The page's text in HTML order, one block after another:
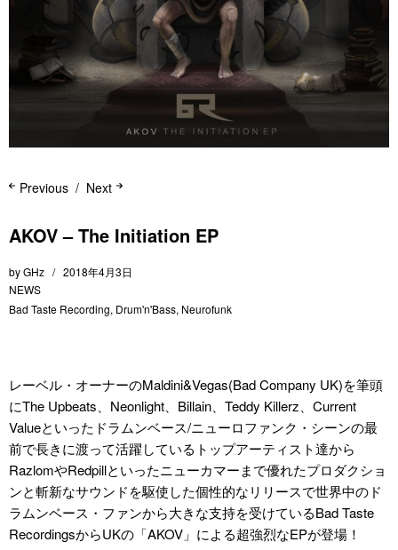
Next
Previous
AKOV – The Initiation EP
byGHz
2018年4月3日
NEWS
Bad Taste Recording, Drum'n'Bass, Neurofunk
レーベル・オーナーのMaldini&Vegas(Bad Company UK)を筆頭
にThe Upbeats、Neonlight、Billain、Teddy Killerz、Current
Valueといったドラムンベース/ニューロファンク・シーンの最
前で長きに渡って活躍しているトップアーティスト達から
RazlomやRedpillといったニューカマーまで優れたプロダクショ
ンと斬新なサウンドを駆使した個性的なリリースで世界中のド
ラムンベース・ファンから大きな支持を受けているBad Taste
RecordingsからUKの「AKOV」による超強烈なEPが登場！